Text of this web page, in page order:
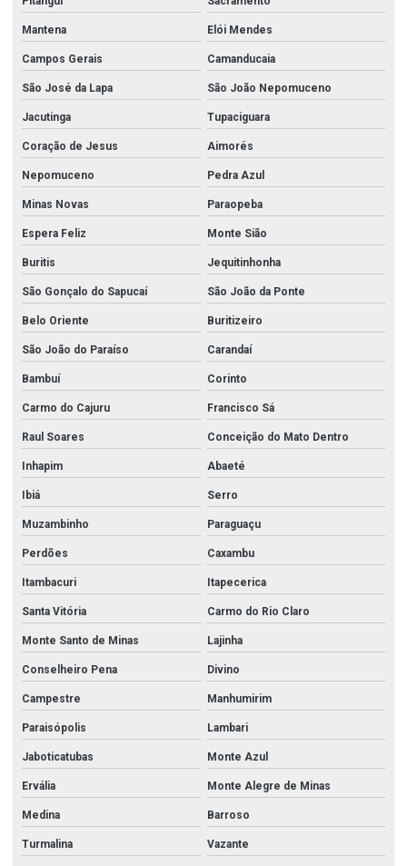
Mantena Elói Mendes
Campos Gerais Camanducaia
São José da Lapa São João Nepomuceno
Jacutinga Tupaciguara
Coração de Jesus Aimorés
Nepomuceno Pedra Azul
Minas Novas Paraopeba
Espera Feliz Monte Sião
Buritis Jequitinhonha
São Gonçalo do Sapucaí São João da Ponte
Belo Oriente Buritizeiro
São João do Paraíso Carandaí
Bambuí Corinto
Carmo do Cajuru Francisco Sá
Raul Soares Conceição do Mato Dentro
Inhapim Abaeté
Ibiá Serro
Muzambinho Paraguaçu
Perdões Caxambu
Itambacuri Itapecerica
Santa Vitória Carmo do Rio Claro
Monte Santo de Minas Lajinha
Conselheiro Pena Divino
Campestre Manhumirim
Paraisópolis Lambari
Jaboticatubas Monte Azul
Ervália Monte Alegre de Minas
Medina Barroso
Turmalina Vazante